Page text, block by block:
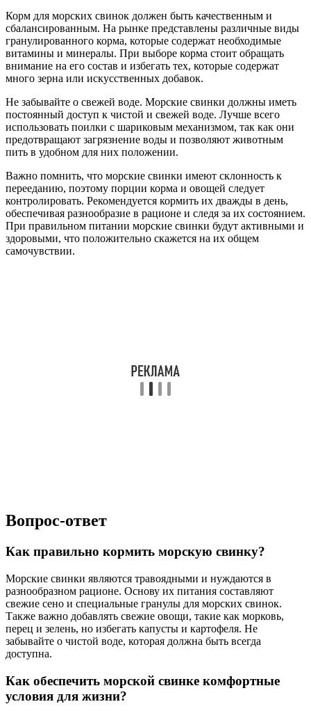
Корм для морских свинок должен быть качественным и
сбалансированным. На рынке представлены различные виды
гранулированного корма, которые содержат необходимые
витамины и минералы. При выборе корма стоит обращать
внимание на его состав и избегать тех, которые содержат
много зерна или искусственных добавок.
Не забывайте о свежей воде. Морские свинки должны иметь
постоянный доступ к чистой и свежей воде. Лучше всего
использовать поилки с шариковым механизмом, так как они
предотвращают загрязнение воды и позволяют животным
пить в удобном для них положении.
Важно помнить, что морские свинки имеют склонность к
перееданию, поэтому порции корма и овощей следует
контролировать. Рекомендуется кормить их дважды в день,
обеспечивая разнообразие в рационе и следя за их состоянием.
При правильном питании морские свинки будут активными и
здоровыми, что положительно скажется на их общем
самочувствии.
Вопрос-ответ
Как правильно кормить морскую свинку?
Морские свинки являются травоядными и нуждаются в
разнообразном рационе. Основу их питания составляют
свежие сено и специальные гранулы для морских свинок.
Также важно добавлять свежие овощи, такие как морковь,
перец и зелень, но избегать капусты и картофеля. Не
забывайте о чистой воде, которая должна быть всегда
доступна.
Как обеспечить морской свинке комфортные
условия для жизни?